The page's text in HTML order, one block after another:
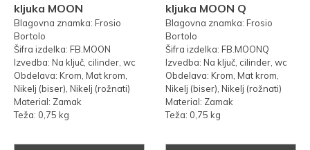
kljuka MOON
Blagovna znamka: Frosio
Bortolo
Šifra izdelka: FB.MOON
Izvedba: Na ključ, cilinder, wc
Obdelava: Krom, Mat krom,
Nikelj (biser), Nikelj (rožnati)
Material: Zamak
Teža: 0,75 kg
kljuka MOON Q
Blagovna znamka: Frosio
Bortolo
Šifra izdelka: FB.MOONQ
Izvedba: Na ključ, cilinder, wc
Obdelava: Krom, Mat krom,
Nikelj (biser), Nikelj (rožnati)
Material: Zamak
Teža: 0,75 kg